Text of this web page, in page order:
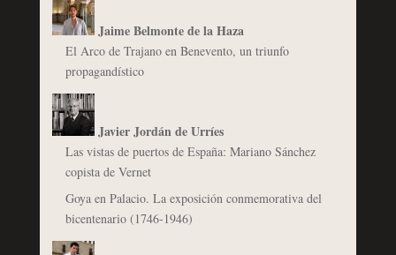
Jaime Belmonte de la Haza
El Arco de Trajano en Benevento, un triunfo
propagandístico
Javier Jordán de Urríes
Las vistas de puertos de España: Mariano Sánchez
copista de Vernet
Goya en Palacio. La exposición conmemorativa del
bicentenario (1746-1946)